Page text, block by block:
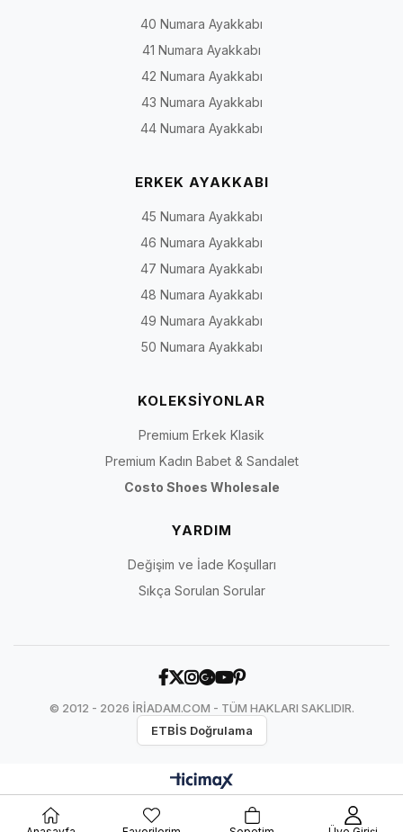
40 Numara Ayakkabı
41 Numara Ayakkabı
42 Numara Ayakkabı
43 Numara Ayakkabı
44 Numara Ayakkabı
ERKEK AYAKKABI
45 Numara Ayakkabı
46 Numara Ayakkabı
47 Numara Ayakkabı
48 Numara Ayakkabı
49 Numara Ayakkabı
50 Numara Ayakkabı
KOLEKSİYONLAR
Premium Erkek Klasik
Premium Kadın Babet & Sandalet
Costo Shoes Wholesale
YARDIM
Değişim ve İade Koşulları
Sıkça Sorulan Sorular
© 2012 - 2026 İRİADAM.COM - TÜM HAKLARI SAKLIDIR.
ETBİS Doğrulama